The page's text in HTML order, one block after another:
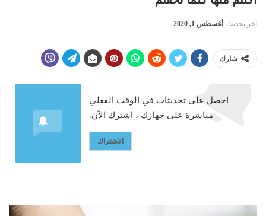
آخر تحديث أغسطس 1, 2020
شارك
احصل على تحديثات في الوقت الفعلي
مباشرة على جهازك ، اشترك الآن.
الاشتراك